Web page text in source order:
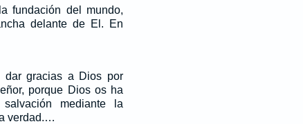
fundación del mundo,
delante de El. En
dar gracias a Dios por
porque Dios os ha
mediante la
verdad.…